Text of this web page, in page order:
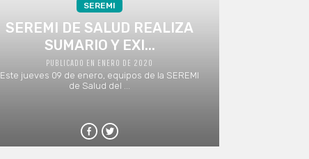
SEREMI
SEREMI DE SALUD REALIZA
SUMARIO Y EXI...
PUBLICADO EN ENERO DE 2020
Este jueves 09 de enero, equipos de la SEREMI
de Salud del ...